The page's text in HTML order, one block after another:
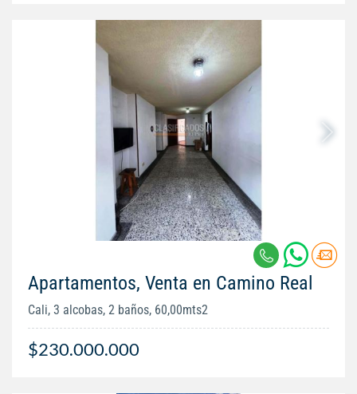
Apartamentos, Venta en Camino Real
Cali, 3 alcobas, 2 baños, 60,00mts2
$230.000.000